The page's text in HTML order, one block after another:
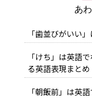
あ
「歯並びがいい
「けち」は英語
る英語表現まとめ
「朝飯前」は英